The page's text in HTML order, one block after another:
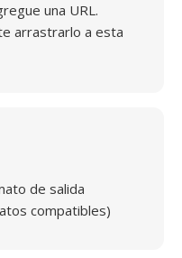
una URL.
arrastrarlo a esta
de salida
compatibles)